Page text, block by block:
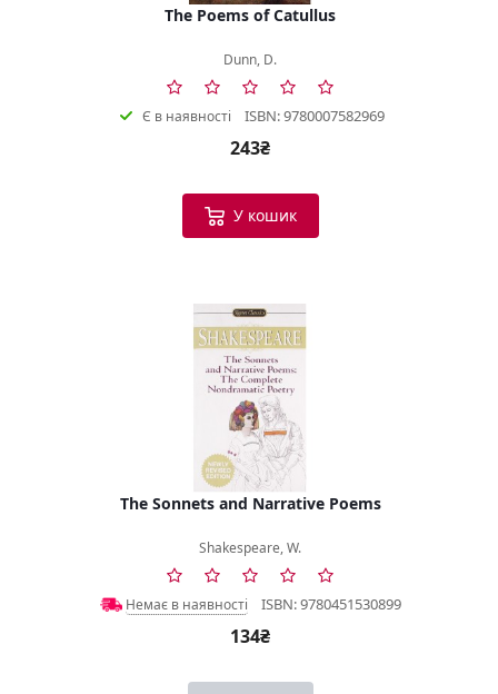
The Poems of Catullus
Dunn, D.
Є в наявності ISBN: 9780007582969
243₴
У кошик
The Sonnets and Narrative Poems
Shakespeare, W.
Немає в наявності ISBN: 9780451530899
134₴